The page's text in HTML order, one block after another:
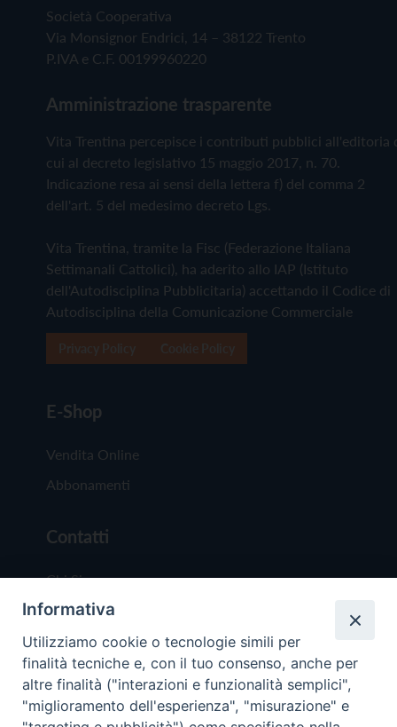
Società Cooperativa
Via Monsignor Endrici, 14 – 38122 Trento
P.IVA e C.F. 00199960220
Amministrazione trasparente
Vita Trentina percepisce i contributi pubblici all'editoria
cui al decreto legislativo 15 maggio 2017, n. 70.
Indicazione resa ai sensi della lettera f) del comma 2
dell'art. 5 del medesimo decreto Lgs.
Vita Trentina, tramite la Fisc (Federazione Italiana
Settimanali Cattolici), ha aderito allo IAP (Istituto
dell'Autodisciplina Pubblicitaria) accettando il Codice di
Autodisciplina della Comunicazione Commerciale
E-Shop
Vendita Online
Abbonamenti
Contatti
Chi Siamo
Redazione
Scrivici
Informativa
Utilizziamo cookie o tecnologie simili per
finalità tecniche e, con il tuo consenso, anche per
altre finalità ("interazioni e funzionalità semplici",
"miglioramento dell'esperienza", "misurazione" e